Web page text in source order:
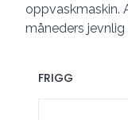
oppvaskmaskin.
måneders jevnlig
FRIGG
Velg en FRIGG